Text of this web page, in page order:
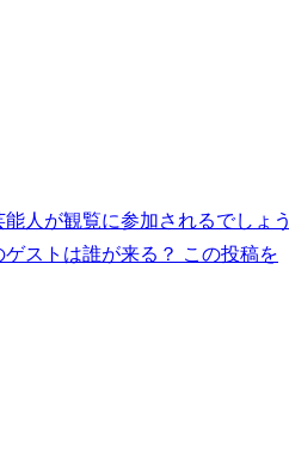
人が観覧に参加されるでしょう
ストは誰が来る？ この投稿を